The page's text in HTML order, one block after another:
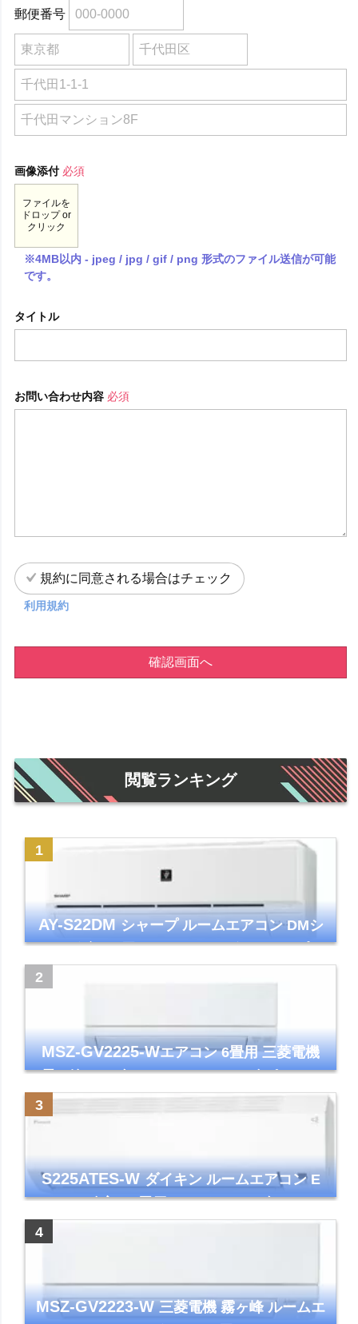
郵便番号
画像添付 必須
ファイルを
ドロップ or
クリック
※4MB以内 - jpeg / jpg / gif / png 形式のファイル送信が可能
です。
タイトル
お問い合わせ内容 必須
規約に同意される場合はチェック
利用規約
確認画面へ
閲覧ランキング
AY-S22DMシャープ ルームエアコン DMシ
リーズ 主に6畳 ホワイト 2024年モデル プラ
MSZ-GV2225-Wエアコン 6畳用 三菱電機
霧ヶ峰 2025年モデル GVシリーズ ピュアホ
ワイト 清潔 除湿 単相100V
S225ATES-Wダイキン ルームエアコン E
シリーズ 主に6畳用 ホワイト 2025年モデル
MSZ-GV2223-W三菱電機 霧ヶ峰 ルームエ